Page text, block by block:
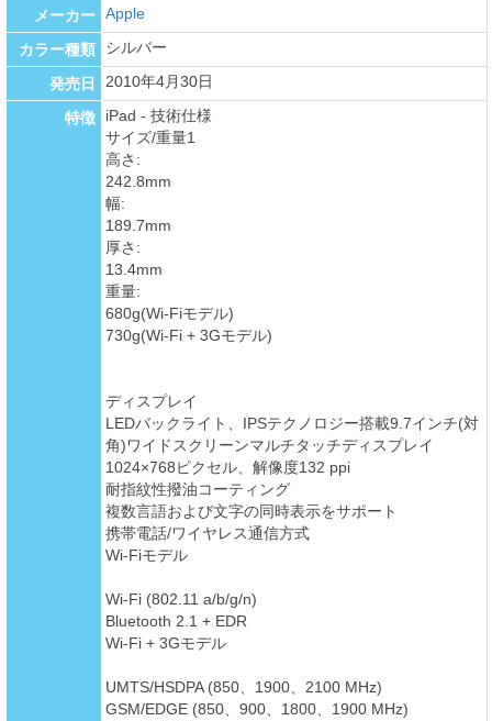
メーカー Apple
カラー種類 シルバー
発売日 2010年4月30日
特徴
iPad - 技術仕様
サイズ/重量1
高さ:
242.8mm
幅:
189.7mm
厚さ:
13.4mm
重量:
680g(Wi-Fiモデル)
730g(Wi-Fi + 3Gモデル)
ディスプレイ
LEDバックライト、IPSテクノロジー搭載9.7インチ(対
角)ワイドスクリーンマルチタッチディスプレイ
1024×768ピクセル、解像度132 ppi
耐指紋性撥油コーティング
複数言語および文字の同時表示をサポート
携帯電話/ワイヤレス通信方式
Wi-Fiモデル
Wi-Fi (802.11 a/b/g/n)
Bluetooth 2.1 + EDR
Wi-Fi + 3Gモデル
UMTS/HSDPA (850、1900、2100 MHz)
GSM/EDGE (850、900、1800、1900 MHz)